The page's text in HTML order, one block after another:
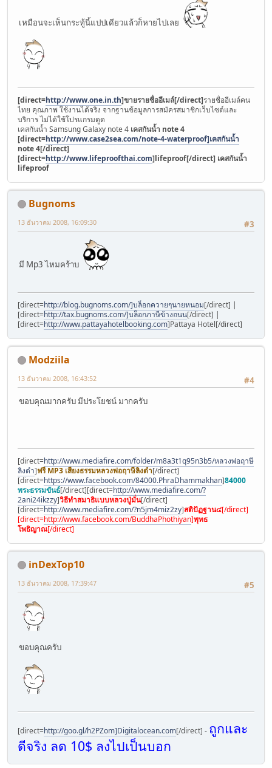
เหมือนจะเห็นกระทู้นี้แปปเดียวแล้วก็หายไปเลย
[direct=http://www.one.in.th]ขายรายชื่ออีเมล์[/direct]รายชื่ออีเมล์คน
ไทย คุณภาพ ใช้งานได้จริง จากฐานข้อมูลการสมัครสมาชิกเว็บไซต์และ
บริการ ไม่ได้ใช้โปรแกรมดูด
เคสกันน้ำ Samsung Galaxy note 4 เคสกันน้ำ note 4
[direct=http://www.case2sea.com/note-4-waterproof]เคสกันน้ำ
note 4[/direct]
[direct=http://www.lifeproofthai.com]lifeproof[/direct] เคสกันน้ำ
lifeproof
Bugnoms
#3
13 ธันวาคม 2008, 16:09:30
มี Mp3 ไหมคร้าบ
[direct=http://blog.bugnoms.com/]บล็อกควายๆนายหนอม[/direct] |
[direct=http://tax.bugnoms.com/]บล็อกภาษีข้างถนน[/direct] |
[direct=http://www.pattayahotelbooking.com]Pattaya Hotel[/direct]
Modziila
#4
13 ธันวาคม 2008, 16:43:52
ขอบคุณมากครับ มีประโยชน์ มากครับ
[direct=http://www.mediafire.com/folder/m8a3t1q95n3b5/หลวงพ่อฤาษี
ลิงดำ]ฟรี MP3 เสียงธรรมหลวงพ่อฤาษีลิงดำ[/direct]
[direct=https://www.facebook.com/84000.PhraDhammakhan]84000
พระธรรมขันธ์[/direct][direct=http://www.mediafire.com/?
2ani24ikzzy]วิธีทำสมาธิแบบหลวงปู่มั่น[/direct]
[direct=http://www.mediafire.com/?n5jm4miz2zy]สติปัฏฐาน๔[/direct]
[direct=http://www.facebook.com/BuddhaPhothiyan]พุทธ
โพธิญาณ[/direct]
inDexTop10
#5
13 ธันวาคม 2008, 17:39:47
ขอบคุณครับ
[direct=http://goo.gl/h2PZom]Digitalocean.com[/direct] - ถูกและ
ดีจริง ลด 10$ ลงไปเป็นบอก